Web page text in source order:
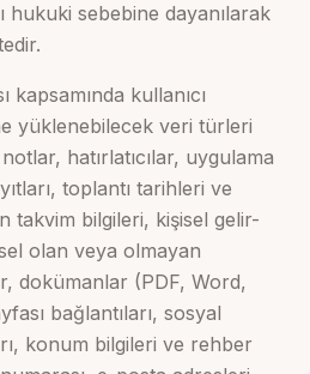
hukuki sebebine dayanılarak
kapsamında kullanıcı
yüklenebilecek veri türleri
hatırlatıcılar, uygulama
toplantı tarihleri ve
takvim bilgileri, kişisel gelir-
olan veya olmayan
dokümanlar (PDF, Word,
bağlantıları, sosyal
konum bilgileri ve rehber